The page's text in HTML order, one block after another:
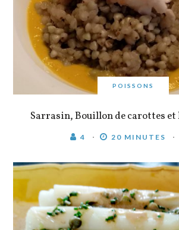
POISSONS
Sarrasin, Bouillon de carottes
4 20 MINUTES